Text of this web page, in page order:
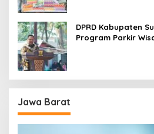
DPRD Kabupaten
Program Parkir
Jawa Barat